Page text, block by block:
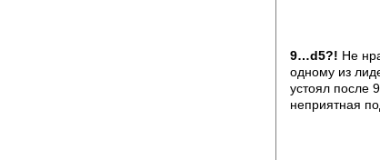
9…d5?! Не
одному из
устоял после
неприятная